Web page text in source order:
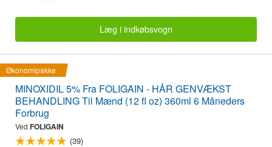
Læg i indkøbsvogn
Økonomipakke
MINOXIDIL 5% Fra FOLIGAIN - HÅR GENVÆKST
BEHANDLING Til Mænd (12 fl oz) 360ml 6 Måneders
Forbrug
Ved FOLIGAIN
(39)